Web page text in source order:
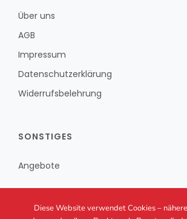
Diese Website verwendet Cookies –
Über uns
AGB
Impressum
Datenschutzerklärung
Widerrufsbelehrung
SONSTIGES
Angebote